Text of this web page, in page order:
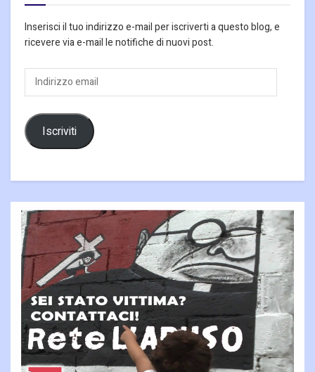
Inserisci il tuo indirizzo e-mail per iscriverti a questo blog, e
ricevere via e-mail le notifiche di nuovi post.
Indirizzo
email
Iscriviti